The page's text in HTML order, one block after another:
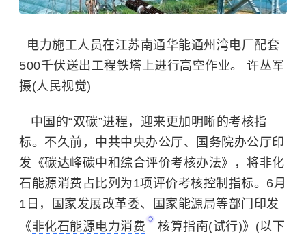
电力施工人员在江苏南通华能通州湾电厂配套
500千伏送出工程铁塔上进行高空作业。 许丛军
摄(人民视觉)
中国的“双碳”进程，迎来更加明晰的考核指
标。不久前，中共中央办公厅、国务院办公厅印
发《碳达峰碳中和综合评价考核办法》，将非化
石能源消费占比列为1项评价考核控制指标。6月
1日，国家发展改革委、国家能源局等部门印发
《非化石能源电力消费
核算指南(试行)》(以下